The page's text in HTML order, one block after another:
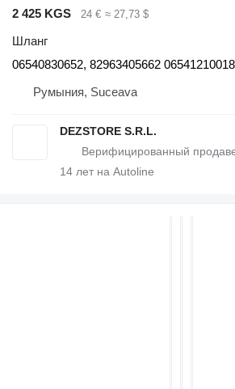
2 425 KGS
24 € ≈ 27,73 $
Шланг
06540830652, 82963405662 06541210018
Румыния, Suceava
DEZSTORE S.R.L.
14 лет на Autoline